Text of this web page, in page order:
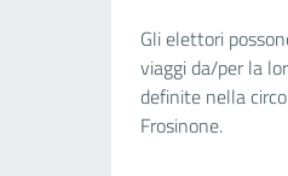
Gli elettori
viaggi da/per la
definite nella
Frosinone.